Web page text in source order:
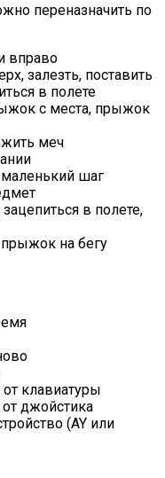
переназначить по
вправо
залезть, поставить
в полете
с места, прыжок
меч
шаг
в полете,
на бегу
клавиатуры
джойстика
(AY или